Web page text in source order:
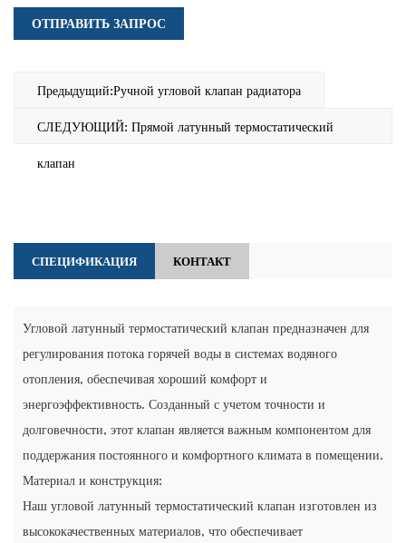
ОТПРАВИТЬ ЗАПРОС
Предыдущий:Ручной угловой клапан радиатора
СЛЕДУЮЩИЙ: Прямой латунный термостатический
клапан
СПЕЦИФИКАЦИЯ КОНТАКТ
Угловой латунный термостатический клапан предназначен для
регулирования потока горячей воды в системах водяного
отопления, обеспечивая хороший комфорт и
энергоэффективность. Созданный с учетом точности и
долговечности, этот клапан является важным компонентом для
поддержания постоянного и комфортного климата в помещении.
Материал и конструкция:
Наш угловой латунный термостатический клапан изготовлен из
высококачественных материалов, что обеспечивает